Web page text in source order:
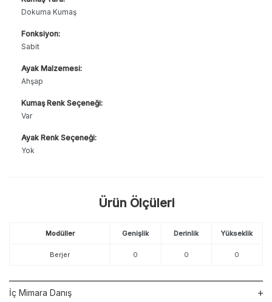
Dokuma Kumaş
Fonksiyon:
Sabit
Ayak Malzemesi:
Ahşap
Kumaş Renk Seçeneği:
Var
Ayak Renk Seçeneği:
Yok
Ürün Ölçüleri
Modüller Genişlik Derinlik Yükseklik
Berjer 0 0 0
İç Mimara Danış